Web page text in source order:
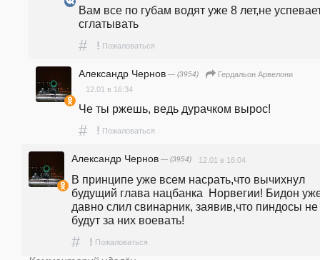
Вам все по губам водят уже 8 лет,не
сглатывать
# ! Пожаловаться
Александр Чернов — (3954)
Гердальон Арвелони
12.01 в 16:34
Че ты ржешь, ведь дурачком вырос!
# ! Пожаловаться
Александр Чернов — (3954) 12.01 в 16:04
В принципе уже всем насрать,что вычихнул
будущий глава нацбанка  Норвегии! Бидон
давно слил свинарник, заявив,что пиндосы не
будут за них воевать!
# ! Пожаловаться